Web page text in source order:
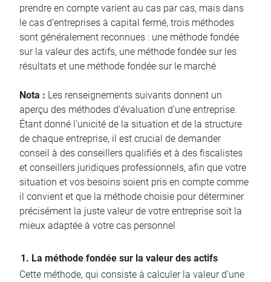
prendre en compte varient au cas par cas, mais dans
le cas d’entreprises à capital fermé, trois méthodes
sont généralement reconnues : une méthode fondée
sur la valeur des actifs, une méthode fondée sur les
résultats et une méthode fondée sur le marché
Nota : Les renseignements suivants donnent un
aperçu des méthodes d’évaluation d’une entreprise.
Étant donné l’unicité de la situation et de la structure
de chaque entreprise, il est crucial de demander
conseil à des conseillers qualifiés et à des fiscalistes
et conseillers juridiques professionnels, afin que votre
situation et vos besoins soient pris en compte comme
il convient et que la méthode choisie pour déterminer
précisément la juste valeur de votre entreprise soit la
mieux adaptée à votre cas personnel
1. La méthode fondée sur la valeur des actifs
Cette méthode, qui consiste à calculer la valeur d’une